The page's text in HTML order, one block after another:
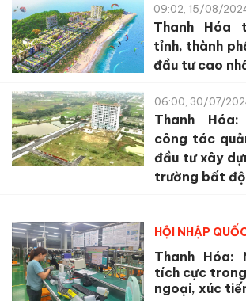
09:02, 15/08/
Thanh Hóa
tỉnh, thành
đầu tư cao
06:00, 30/07/
Thanh
công tác
đầu tư xây
trường bất
HỘI NHẬP
Thanh Hóa:
tích cực
ngoại, xúc